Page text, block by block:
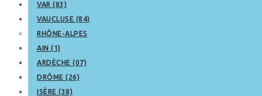
VAR (83)
VAUCLUSE (84)
RHÔNE-ALPES
AIN (1)
ARDÈCHE (07)
DRÔME (26)
ISÈRE (38)